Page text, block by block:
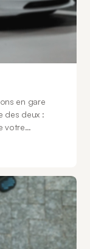
en gare
des deux :
votre
par